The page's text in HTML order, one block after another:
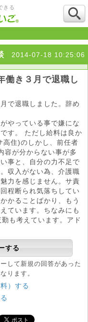
きる
2014-07-18 10:25:06
働き３月で退職し
で退職しました。辞め
やっている事で嫌にな
す。 ただし給料は良か
高住)のしかし、前任者
容が分からない事が多
事と、自分の力不足で
収入がない為、介護職
力を感じません。サ責
程断られ気落ちしてい
かることばかり、もう
ています。ちなみにも
も考えています。アド
する
して新規の回答があった
ります。
）する